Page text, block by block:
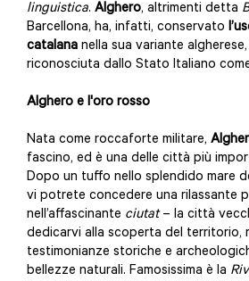
linguistica. Alghero, altrimenti detta
Barcellona, ha, infatti, conservato
catalana nella sua variante
riconosciuta dallo Stato Italiano
Alghero e l'oro rosso
Nata come roccaforte militare,
fascino, ed è una delle città più
Dopo un tuffo nello splendido mare
vi potrete concedere una rilassante
nell’affascinante ciutat– la città
dedicarvi alla scoperta del territorio,
testimonianze storiche e
bellezze naturali. Famosissima è la